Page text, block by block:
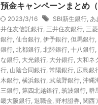
預金キャンペーンまとめ
2023/3/16 SBI新生銀行, あ
井住友信託銀行, 三井住友銀行, 三
銀行, 仙台銀行, 伊予銀行, 但馬銀行,
銀行, 北都銀行, 北陸銀行, 十八銀行,
な銀行, 大光銀行, 大分銀行, 大和ネ
行, 山陰合同銀行, 常陽銀行, 広島銀
木銀行, 横浜銀行, 武蔵野銀行, 沖縄
三銀行, 第四北越銀行, 筑波銀行, 群
畿大阪銀行, 退職金, 野村證券, 関西